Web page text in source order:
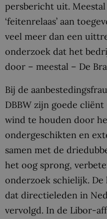
persbericht uit.
‘feitenrelaas’ aan
veel meer dan een
onderzoek dat het
door – meestal – De
Bij de
DBBW zijn goede
wind te houden door
ondergeschikten en
samen met de
het oog sprong,
onderzoek schielijk. De
dat directieleden in
vervolgd. In de Libor-